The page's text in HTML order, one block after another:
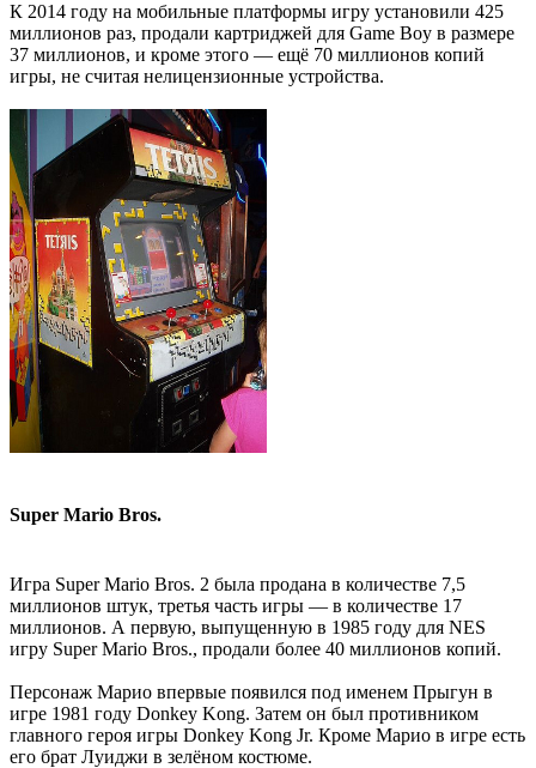
К 2014 году на мобильные платформы игру установили 425
миллионов раз, продали картриджей для Game Boy в размере
37 миллионов, и кроме этого — ещё 70 миллионов копий
игры, не считая нелицензионные устройства.
Super Mario Bros.
Игра Super Mario Bros. 2 была продана в количестве 7,5
миллионов штук, третья часть игры — в количестве 17
миллионов. А первую, выпущенную в 1985 году для NES
игру Super Mario Bros., продали более 40 миллионов копий.
Персонаж Марио впервые появился под именем Прыгун в
игре 1981 году Donkey Kong. Затем он был противником
главного героя игры Donkey Kong Jr. Кроме Марио в игре есть
его брат Луиджи в зелёном костюме.